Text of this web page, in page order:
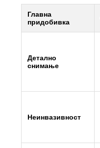
Главна
придобивка
Детално
снимање
Неинвазивност